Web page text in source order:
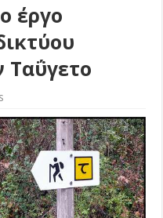
έργο
Ταΰγετο